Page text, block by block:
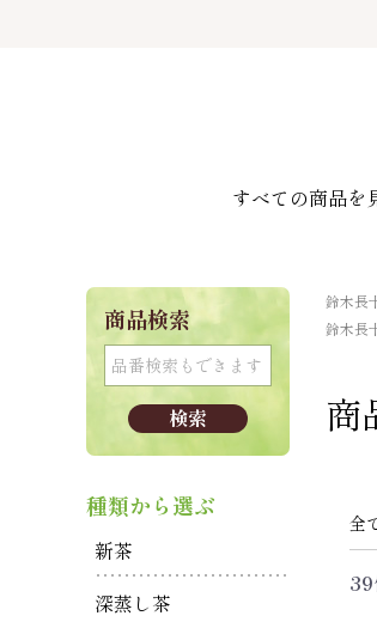
すべての商品を
鈴木長
鈴木長
商
全
商品検索
種類から選ぶ
新茶
深蒸し茶